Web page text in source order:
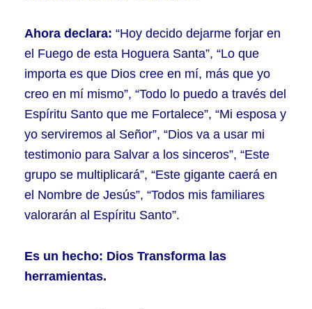
Ahora declara: “Hoy decido dejarme forjar en
el Fuego de esta Hoguera Santa”, “Lo que
importa es que Dios cree en mí, más que yo
creo en mí mismo”, “Todo lo puedo a través del
Espíritu Santo que me Fortalece”, “Mi esposa y
yo serviremos al Señor”, “Dios va a usar mi
testimonio para Salvar a los sinceros”, “Este
grupo se multiplicará”, “Este gigante caerá en
el Nombre de Jesús”, “Todos mis familiares
valorarán al Espíritu Santo”.
Es un hecho: Dios Transforma las
herramientas.